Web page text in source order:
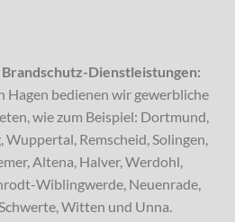
Dienstleistungen:
Hagen bedienen wir gewerbliche
wie zum Beispiel: Dortmund,
Wuppertal, Remscheid, Solingen,
Altena, Halver, Werdohl,
Wiblingwerde, Neuenrade,
Witten und Unna.